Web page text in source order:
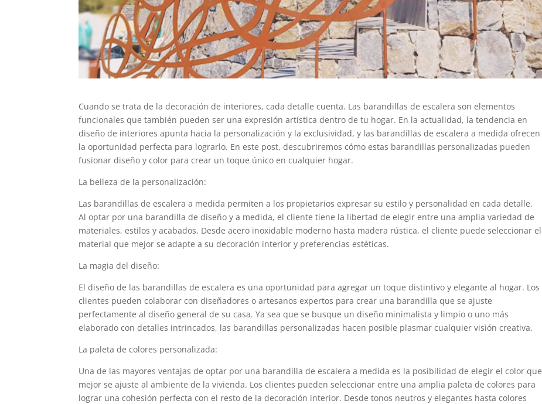
Cuando se trata de la decoración de interiores, cada detalle cuenta. Las barandillas de escalera son elementos
funcionales que también pueden ser una expresión artística dentro de tu hogar. En la actualidad, la tendencia en
diseño de interiores apunta hacia la personalización y la exclusividad, y las barandillas de escalera a medida ofrecen
la oportunidad perfecta para lograrlo. En este post, descubriremos cómo estas barandillas personalizadas pueden
fusionar diseño y color para crear un toque único en cualquier hogar.
La belleza de la personalización:
Las barandillas de escalera a medida permiten a los propietarios expresar su estilo y personalidad en cada detalle.
Al optar por una barandilla de diseño y a medida, el cliente tiene la libertad de elegir entre una amplia variedad de
materiales, estilos y acabados. Desde acero inoxidable moderno hasta madera rústica, el cliente puede seleccionar el
material que mejor se adapte a su decoración interior y preferencias estéticas.
La magia del diseño:
El diseño de las barandillas de escalera es una oportunidad para agregar un toque distintivo y elegante al hogar. Los
clientes pueden colaborar con diseñadores o artesanos expertos para crear una barandilla que se ajuste
perfectamente al diseño general de su casa. Ya sea que se busque un diseño minimalista y limpio o uno más
elaborado con detalles intrincados, las barandillas personalizadas hacen posible plasmar cualquier visión creativa.
La paleta de colores personalizada:
Una de las mayores ventajas de optar por una barandilla de escalera a medida es la posibilidad de elegir el color que
mejor se ajuste al ambiente de la vivienda. Los clientes pueden seleccionar entre una amplia paleta de colores para
lograr una cohesión perfecta con el resto de la decoración interior. Desde tonos neutros y elegantes hasta colores